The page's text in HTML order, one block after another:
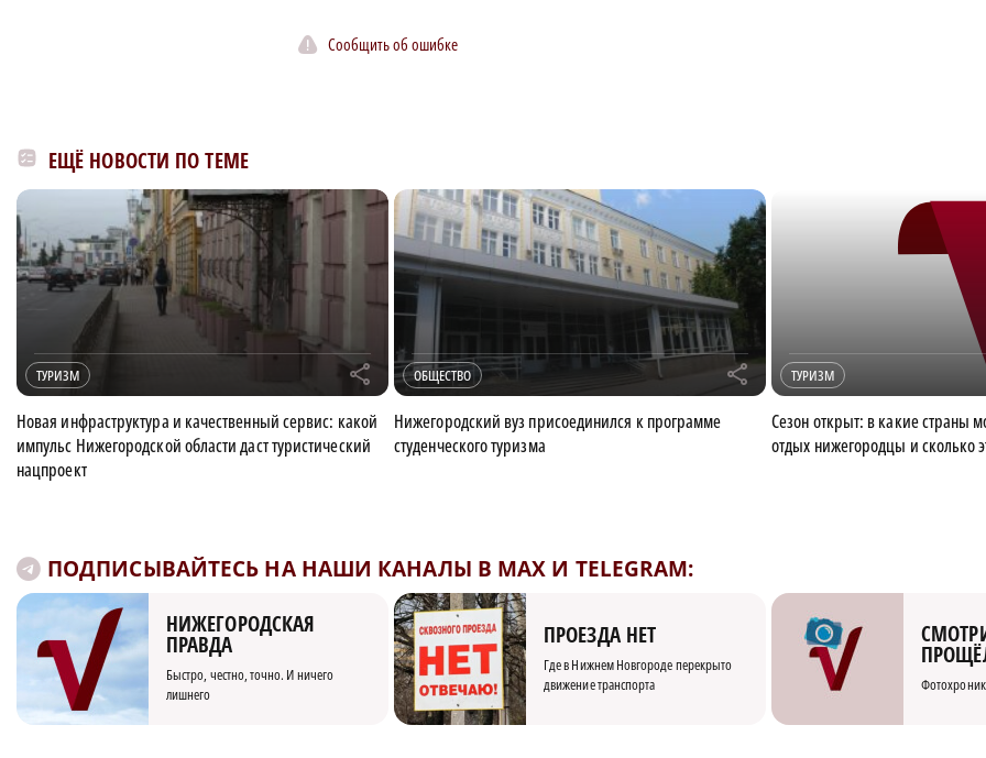
Сообщить об ошибке
ЕЩЁ НОВОСТИ ПО ТЕМЕ
ТУРИЗМ r
Новая инфраструктура и качественный сервис: какой
импульс Нижегородской области даст туристический
нацпроект
ОБЩЕСТВО r
Нижегородский вуз присоединился к программе
студенческого туризма
ТУРИЗМ
Сезон открыт: в какие страны
отдых нижегородцы и сколько
ПОДПИСЫВАЙТЕСЬ НА НАШИ КАНАЛЫ В MAX И TELEGRAM:
НИЖЕГОРОДСКАЯ
ПРАВДА
Быстро, честно, точно. И ничего
лишнего
ПРОЕЗДА НЕТ
Где в Нижнем Новгороде перекрыто
движение транспорта